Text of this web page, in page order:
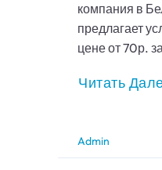
компания в
предлагает
цене от 70р.
Читать
Admin